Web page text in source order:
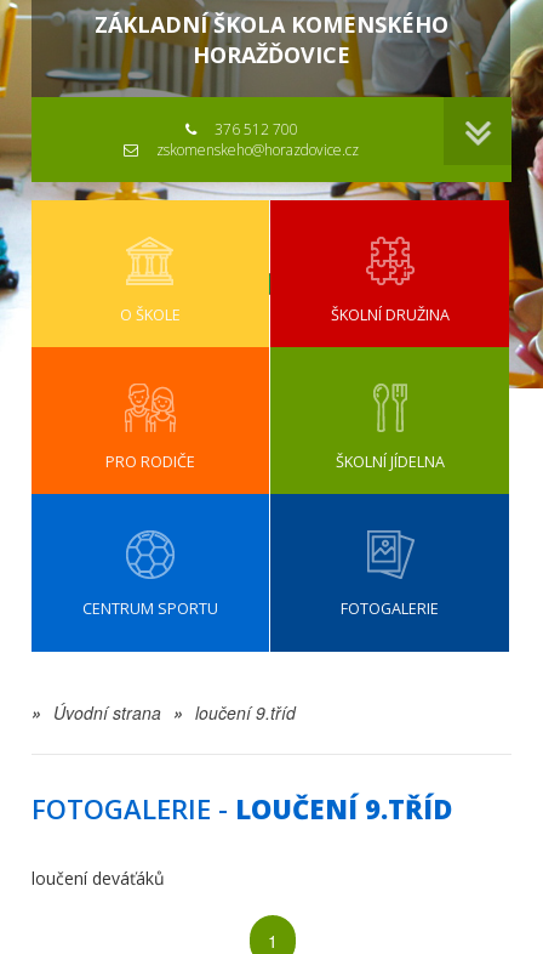
ZÁKLADNÍ ŠKOLA KOMENSKÉHO
HORAŽĎOVICE
376 512 700
zskomenskeho@horazdovice.cz
O ŠKOLE ŠKOLNÍ DRUŽINA
PRO RODIČE ŠKOLNÍ JÍDELNA
CENTRUM SPORTU FOTOGALERIE
» Úvodní strana » loučení 9.tříd
FOTOGALERIE - LOUČENÍ 9.TŘÍD
loučení deváťáků
1